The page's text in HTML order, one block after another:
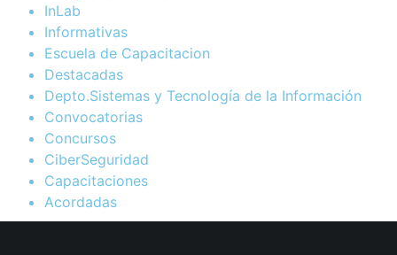
InLab
Informativas
Escuela de Capacitacion
Destacadas
Depto.Sistemas y Tecnología de la Información
Convocatorias
Concursos
CiberSeguridad
Capacitaciones
Acordadas